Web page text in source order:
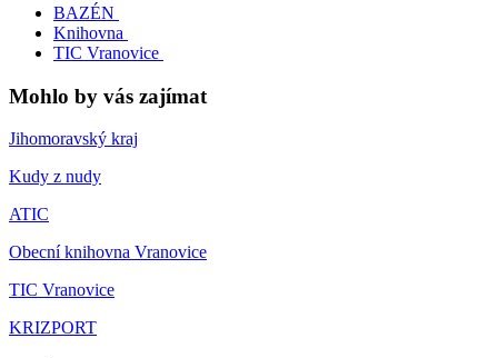
BAZÉN
Knihovna
TIC Vranovice
Mohlo by vás zajímat
Jihomoravský kraj
Kudy z nudy
ATIC
Obecní knihovna Vranovice
TIC Vranovice
KRIZPORT